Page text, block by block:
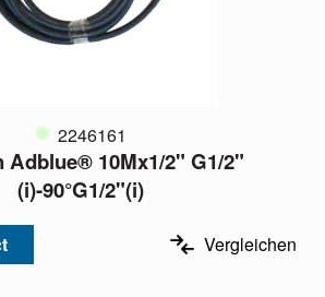
2246161
Adblue® 10Mx1/2" G1/2"
(i)-90°G1/2"(i)
Vergleichen